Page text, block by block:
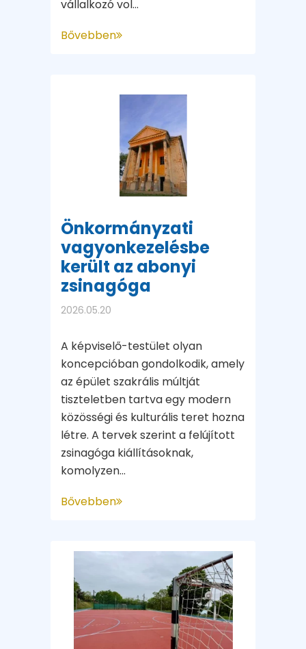
vállalkozó vol...
Bővebben
Önkormányzati
vagyonkezelésbe
került az abonyi
zsinagóga
2026.05.20
A képviselő-testület olyan
koncepcióban gondolkodik, amely
az épület szakrális múltját
tiszteletben tartva egy modern
közösségi és kulturális teret hozna
létre. A tervek szerint a felújított
zsinagóga kiállításoknak,
komolyzen...
Bővebben